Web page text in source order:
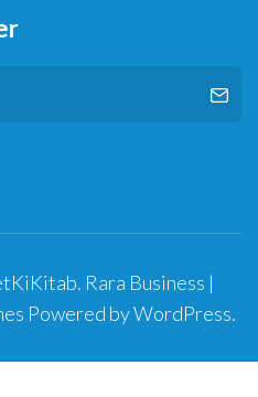
. Rara Business |
Powered byWordPress.